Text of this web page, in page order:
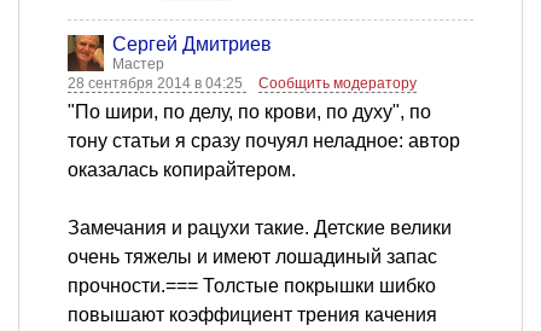
Сергей Дмитриев
Мастер
28 сентября 2014 в 04:25
Сообщить модератору
"По шири, по делу, по крови, по духу", по
тону статьи я сразу почуял неладное: автор
оказалась копирайтером.
Замечания и рацухи такие. Детские велики
очень тяжелы и имеют лошадиный запас
прочности.=== Толстые покрышки шибко
повышают коэффициент трения качения